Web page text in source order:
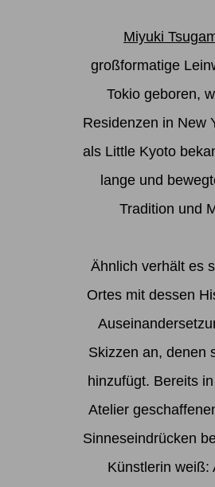
Miyuki
großformatige
Tokio geboren,
Residenzen in New
als Little Kyoto
lange und
Tradition und
Ähnlich verhält es
Ortes mit dessen
Skizzen an, denen
hinzufügt. Bereits
Atelier
Sinneseindrücken
Künstlerin weiß: